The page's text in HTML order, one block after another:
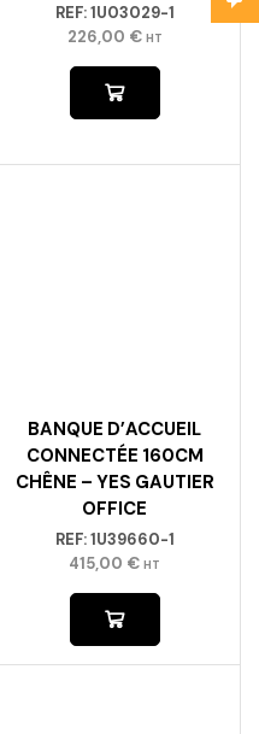
REF:1U03029-1
226,00 € HT
BANQUE D’ACCUEIL
CONNECTÉE 160CM
CHÊNE – YES GAUTIER
OFFICE
REF:1U39660-1
415,00 € HT